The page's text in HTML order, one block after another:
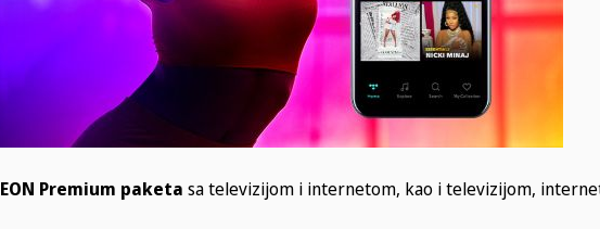
EON Premium paketa sa televizijom i internetom, kao i televizijom,